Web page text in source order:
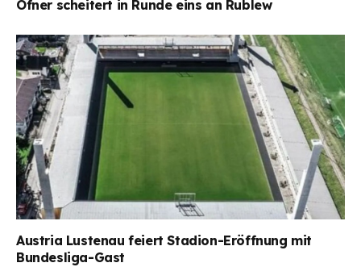
Ofner scheitert in Runde eins an Rublew
Austria Lustenau feiert Stadion-Eröffnung mit
Bundesliga-Gast